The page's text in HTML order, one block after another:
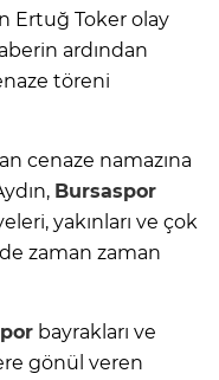
Ertuğ Toker olay
ardından
töreni
cenaze namazına
Bursaspor
yakınları ve çok
zaman zaman
bayrakları ve
gönül veren